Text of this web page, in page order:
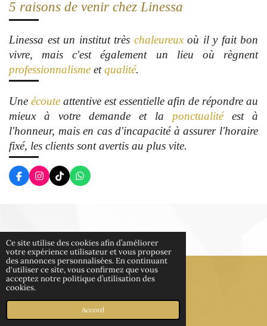
Ce site utilise des cookies afin d’améliorer
votre expérience utilisateur et vous proposer
des annonces personnalisées. En continuant
d'utiliser ce site, vous confirmez que vous
acceptez notre politique d’utilisation des
cookies.
Accord
5 raisons de venir chez Linessa
Linessa est un institut très chaleureux où il y fait bon
vivre, mais c'est également un lieu où règnent
professionnalisme etqualité.
Une écoute attentive est essentielle afin de répondre au
mieux à votre demande et la ponctualité est à
l'honneur, mais en cas d'incapacité à assurer l'horaire
fixé, les clients sont avertis au plus vite.
F
a
o
k
I
n
r
a
m
T
i
W
h
p
p
HAUT
© 2022 - 2026 Linessa beauté
Propulsé parWebador